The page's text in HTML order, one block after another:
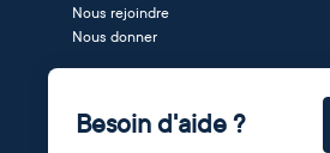
Nous rejoindre
Nous donner
Besoin d'aide ?